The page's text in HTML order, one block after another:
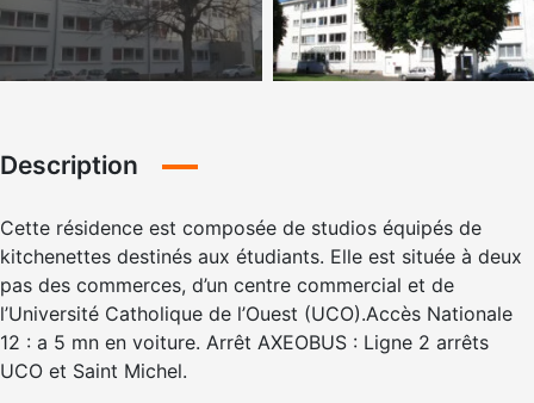
Description
Cette résidence est composée de studios équipés de
kitchenettes destinés aux étudiants. Elle est située à deux
pas des commerces, d’un centre commercial et de
l’Université Catholique de l’Ouest (UCO).Accès Nationale
12 : a 5 mn en voiture. Arrêt AXEOBUS : Ligne 2 arrêts
UCO et Saint Michel.